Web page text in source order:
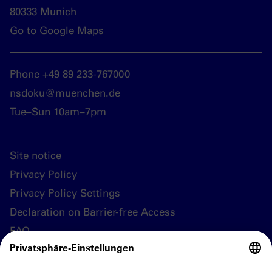
80333 Munich
Go to Google Maps
Phone +49 89 233-767000
nsdoku@muenchen.de
Tue–Sun 10am–7pm
Site notice
Privacy Policy
Privacy Policy Settings
Declaration on Barrier-free Access
FAQ